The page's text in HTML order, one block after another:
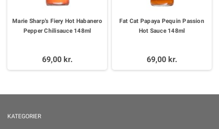
Marie Sharp's Fiery Hot Habanero
Pepper Chilisauce 148ml
69,00 kr.
Fat Cat Papaya Pequin Passion
Hot Sauce 148ml
69,00 kr.
KATEGORIER